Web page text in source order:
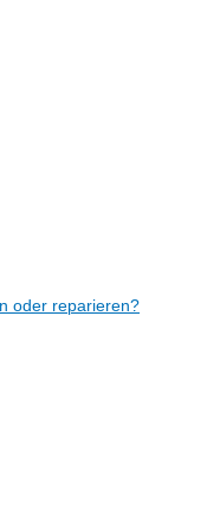
oder reparieren?